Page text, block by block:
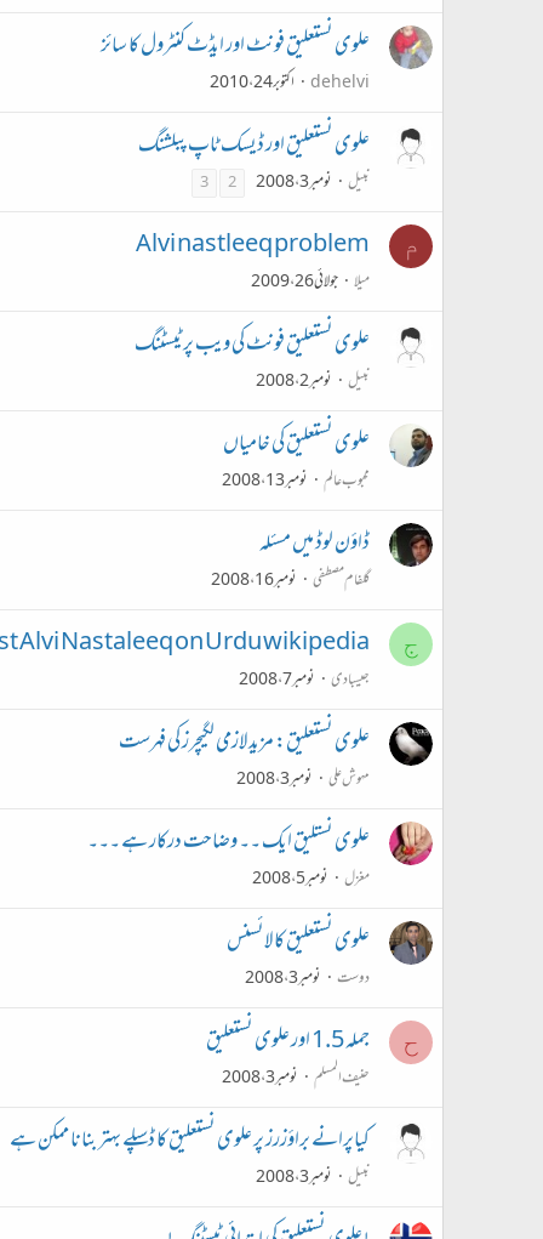
علوی نستعلیق فونٹ اور ایڈٹ کنٹرول کا سائز
dehelvi اکتوبر 24، 2010
علوی نستعلیق اور ڈیسک ٹاپ پبلشنگ
نبیل نومبر 3، 2008 2
3
م Alvi nastleeq problem
میلا جولائی 26، 2009
علوی نستعلیق فونٹ کی ویب پر ٹیسٹنگ
نبیل نومبر 2، 2008
علوی نستعلیق کی خامیاں
محبوب عالم نومبر 13، 2008
ڈاؤن لوڈ میں مسئلہ
گلفام مصطفی نومبر 16، 2008
ج Alvi Nastaleeq on Urdu wikipedia
جیسبادی نومبر 7، 2008
علوی نستعلیق: مزید لازمی لگیچرز کی فہرست
مہوش علی نومبر 3، 2008
علوی نستلیق ایک ۔۔ وضاحت درکار ہے ۔۔۔
مغزل نومبر 5، 2008
علوی نستعلیق کا لائسنس
دوست نومبر 3، 2008
ح جملہ 1.5 اور علوی نستعلیق
حنیف المسلم نومبر 3، 2008
کیاپرانے براؤزرز پر علوی نستعلیق کا ڈسپلے بہتر بنانا ممکن ہے
نبیل نومبر 3، 2008